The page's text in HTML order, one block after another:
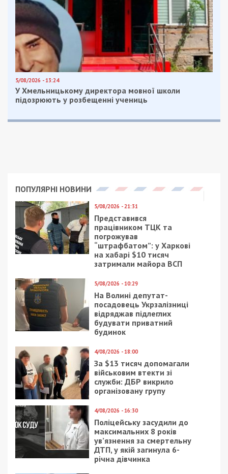
5/08/2026 - 13:24
У Хмельницькому директора мовної школи
підозрюють у розбещенні учениць
ПОПУЛЯРНІ НОВИНИ
5/08/2026 - 21:31
Представився
працівником ТЦК та
погрожував
“штрафбатом”: у Харкові
на хабарі $10 тисяч
затримали майора ВСП
5/08/2026 - 10:29
На Волині депутат-
посадовець Укрзалізниці
відряджав підлеглих
будувати приватний
будинок
4/08/2026 - 18:00
За $13 тисяч допомагали
військовим втекти зі
служби: ДБР викрило
організовану групу
4/08/2026 - 16:30
Поліцейську засудили до
максимальних 8 років
ув’язнення за смертельну
ДТП, у якій загинула 6-
річна дівчинка